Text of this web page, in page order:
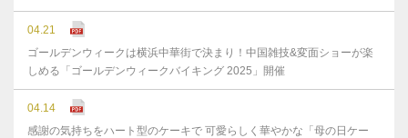
04.21
ゴールデンウィークは横浜中華街で決まり！中国雑技&変面ショーが楽
しめる「ゴールデンウィークバイキング 2025」開催
04.14
感謝の気持ちをハート型のケーキで 可愛らしく華やかな「母の日ケー